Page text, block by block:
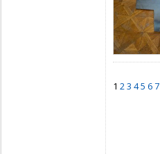
1 23 45 6 7